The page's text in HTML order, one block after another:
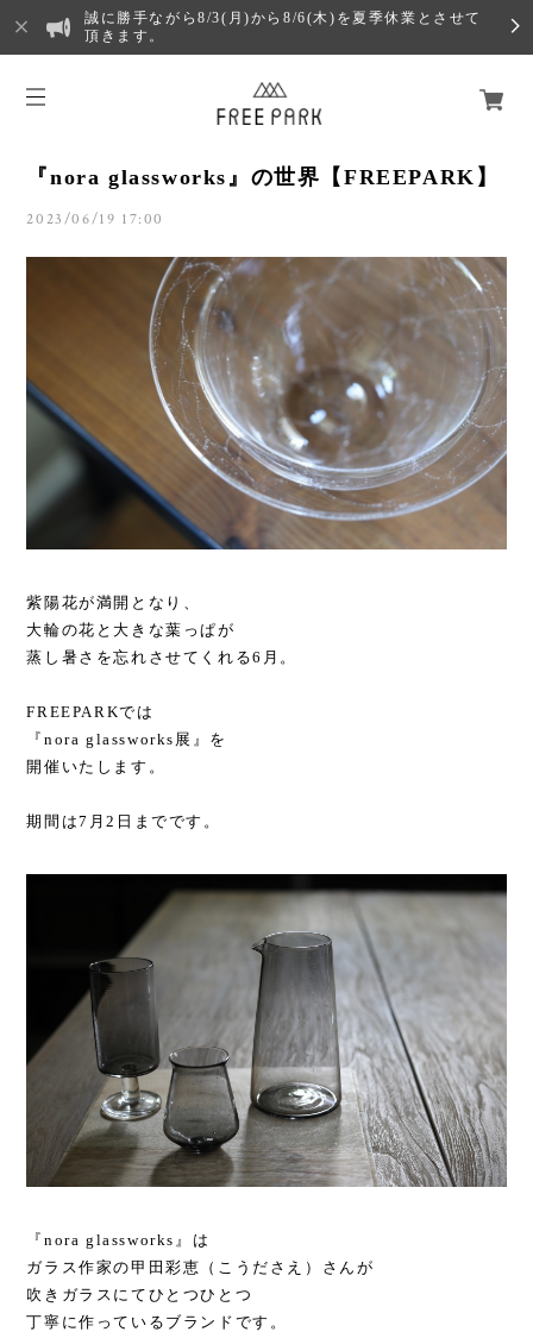
誠に勝手ながら8/3(月)から8/6(木)を夏季休業とさせて
頂きます。
『nora glassworks』の世界【FREEPARK】
2023/06/19 17:00
紫陽花が満開となり、
大輪の花と大きな葉っぱが
蒸し暑さを忘れさせてくれる6月。
FREEPARKでは
『nora glassworks展』を
開催いたします。
期間は7月2日までです。
『nora glassworks』は
ガラス作家の甲田彩恵（こうださえ）さんが
吹きガラスにてひとつひとつ
丁寧に作っているブランドです。